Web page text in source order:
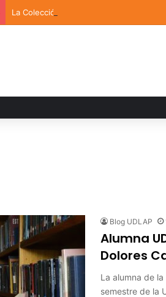
La Colección de Arte UDLAP fortalece
Blog UDLAP
Alumna
Dolores
La alumna de
semestre de la